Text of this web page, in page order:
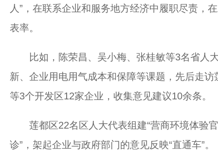
人”，在联系企业和服务地方经济中履职尽责，
表率。
比如，陈荣昌、吴小梅、张桂敏等3名省人
新、企业用电用气成本和保障等课题，先后走
等3个开发区12家企业，收集意见建议10余条。
莲都区22名区人大代表组建“营商环境体验官
诊”，架起企业与政府部门的意见反映“直通车”。